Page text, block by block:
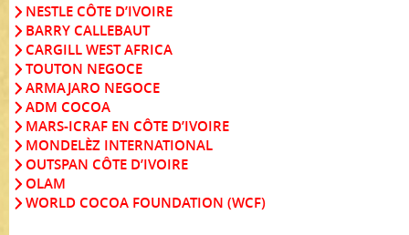
NESTLE CÔTE D’IVOIRE
BARRY CALLEBAUT
CARGILL WEST AFRICA
TOUTON NEGOCE
ARMAJARO NEGOCE
ADM COCOA
MARS-ICRAF EN CÔTE D’IVOIRE
MONDELÈZ INTERNATIONAL
OUTSPAN CÔTE D’IVOIRE
OLAM
WORLD COCOA FOUNDATION (WCF)